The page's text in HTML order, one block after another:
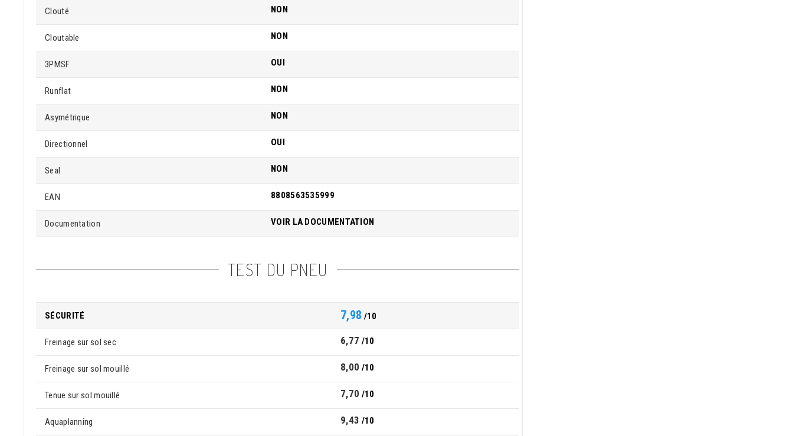
Clouté NON
Cloutable NON
3PMSF OUI
Runflat NON
Asymétrique NON
Directionnel OUI
Seal NON
EAN 8808563535999
Documentation VOIR LA DOCUMENTATION
TEST DU PNEU
SÉCURITÉ 7,98 /10
Freinage sur sol sec 6,77 /10
Freinage sur sol mouillé 8,00 /10
Tenue sur sol mouillé 7,70 /10
Aquaplanning 9,43 /10